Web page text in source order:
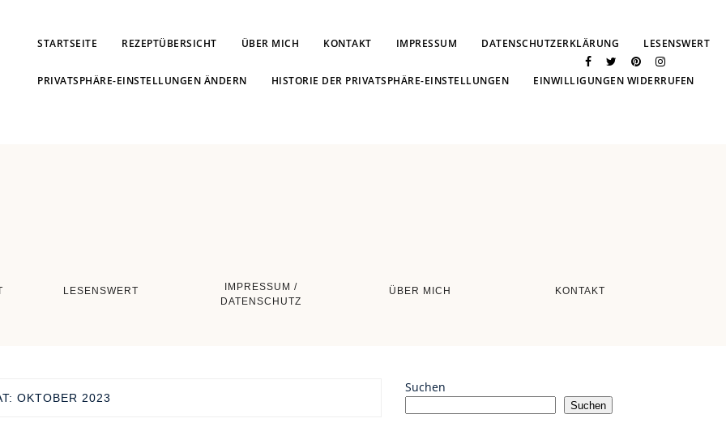
STARTSEITE REZEPTÜBERSICHT ÜBER MICH KONTAKT IMPRESSUM DATENSCHUTZERKLÄRUNG LESENSWERT
PRIVATSPHÄRE-EINSTELLUNGEN ÄNDERN HISTORIE DER PRIVATSPHÄRE-EINSTELLUNGEN EINWILLIGUNGEN WIDERRUFEN
LESENSWERT
IMPRESSUM /
DATENSCHUTZ
ÜBER MICH KONTAKT
OKTOBER 2023
Suchen
Suchen